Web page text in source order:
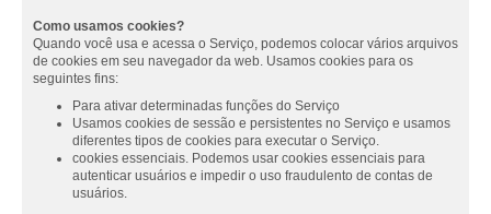
Como usamos cookies?
Quando você usa e acessa o Serviço, podemos colocar vários arquivos
de cookies em seu navegador da web. Usamos cookies para os
seguintes fins:
Para ativar determinadas funções do Serviço
Usamos cookies de sessão e persistentes no Serviço e usamos
diferentes tipos de cookies para executar o Serviço.
cookies essenciais. Podemos usar cookies essenciais para
autenticar usuários e impedir o uso fraudulento de contas de
usuários.